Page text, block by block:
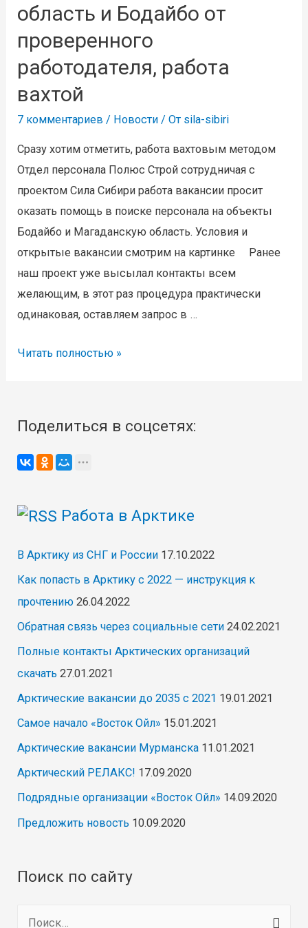
область и Бодайбо от
проверенного
работодателя, работа
вахтой
7 комментариев / Новости / От sila-sibiri
Сразу хотим отметить, работа вахтовым методом
Отдел персонала Полюс Строй сотрудничая с
проектом Сила Сибири работа вакансии просит
оказать помощь в поиске персонала на объекты
Бодайбо и Магаданскую область. Условия и
открытые вакансии смотрим на картинке Ранее
наш проект уже высылал контакты всем
желающим, в этот раз процедура практически
одинаковая, оставляем запрос в …
Вакансии
и
Бодайбо
работодателя,
вахтой
Читать полностью »
Поделиться в соцсетях:
Работа в Арктике
В Арктику из СНГ и России 17.10.2022
Как попасть в Арктику с 2022 — инструкция к
прочтению 26.04.2022
Обратная связь через социальные сети 24.02.2021
Полные контакты Арктических организаций
скачать 27.01.2021
Арктические вакансии до 2035 с 2021 19.01.2021
Самое начало «Восток Ойл» 15.01.2021
Арктические вакансии Мурманска 11.01.2021
Арктический РЕЛАКС! 17.09.2020
Подрядные организации «Восток Ойл» 14.09.2020
Предложить новость 10.09.2020
Поиск по сайту